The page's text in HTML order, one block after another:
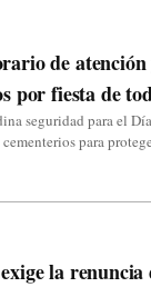
de
por fiesta de
seguridad para el
para
la